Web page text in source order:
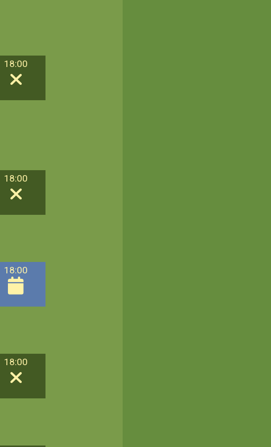
18:00
18:00
18:00
18:00